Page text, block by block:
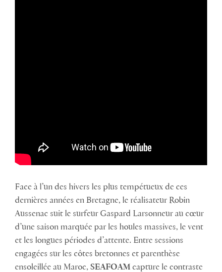
Face à l’un des hivers les plus tempétueux de ces
dernières années en Bretagne, le réalisateur Robin
Aussenac suit le surfeur Gaspard Larsonneur au cœur
d’une saison marquée par les houles massives, le vent
et les longues périodes d’attente. Entre sessions
engagées sur les côtes bretonnes et parenthèse
ensoleillée au Maroc, SEAFOAM capture le contraste